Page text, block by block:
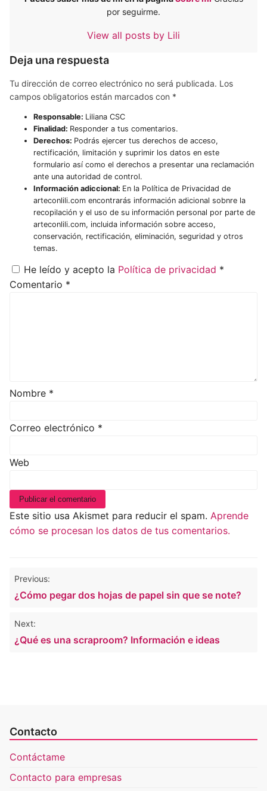
por seguirme.
View all posts by Lili
Deja una respuesta
Tu dirección de correo electrónico no será publicada. Los
campos obligatorios están marcados con *
Comentario *
Nombre *
Correo electrónico *
Web
Responsable: Liliana CSC
Finalidad: Responder a tus comentarios.
Derechos: Podrás ejercer tus derechos de acceso,
rectificación, limitación y suprimir los datos en este
formulario así como el derechos a presentar una reclamación
ante una autoridad de control.
Información adiccional: En la Política de Privacidad de
arteconlili.com encontrarás información adicional sobnre la
recopilación y el uso de su información personal por parte de
arteconlili.com, incluida información sobre acceso,
conservación, rectificación, eliminación, seguridad y otros
temas.
He leído y acepto la Política de privacidad *
Este sitio usa Akismet para reducir el spam. Aprende
cómo se procesan los datos de tus comentarios.
Navegación
de
Previous:
¿Cómo pegar dos hojas de papel sin que se note?
Next:
¿Qué es una scraproom? Información e ideas
Contacto
Contáctame
Contacto para empresas